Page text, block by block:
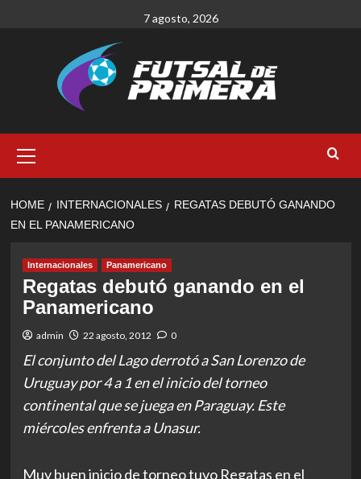
7 agosto, 2026
Menu
HOME INTERNACIONALES
REGATAS DEBUTÓ GANANDO
EN EL PANAMERICANO
Internacionales Panamericano
Regatas debutó ganando en el
Panamericano
admin 22 agosto, 2012 0
El conjunto del Lago derrotó a San Lorenzo de
Uruguay por 4 a 1 en el inicio del torneo
continental que se juega en Paraguay. Este
miércoles enfrenta a Unasur.
Muy buen inicio de torneo tuvo Regatas en el